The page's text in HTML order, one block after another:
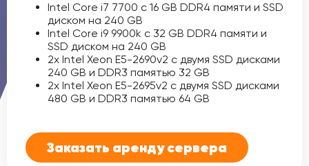
Intel Core i7 7700 c 16 GB DDR4 памяти и SSD
диском на 240 GB
Intel Core i9 9900k c 32 GB DDR4 памяти и
SSD диском на 240 GB
2x Intel Xeon E5-2690v2 с двумя SSD дисками
240 GB и DDR3 памятью 32 GB
2x Intel Xeon E5-2695v2 с двумя SSD дисками
480 GB и DDR3 памятью 64 GB
Заказать аренду сервера